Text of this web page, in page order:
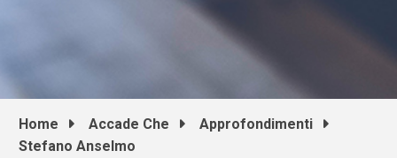
Home Accade Che
Approfondimenti
Stefano Anselmo